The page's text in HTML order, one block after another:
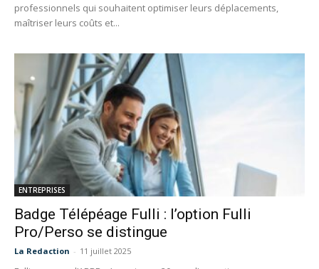
professionnels qui souhaitent optimiser leurs déplacements,
maîtriser leurs coûts et...
ENTREPRISES
Badge Télépéage Fulli : l’option Fulli
Pro/Perso se distingue
La Redaction - 11 juillet 2025